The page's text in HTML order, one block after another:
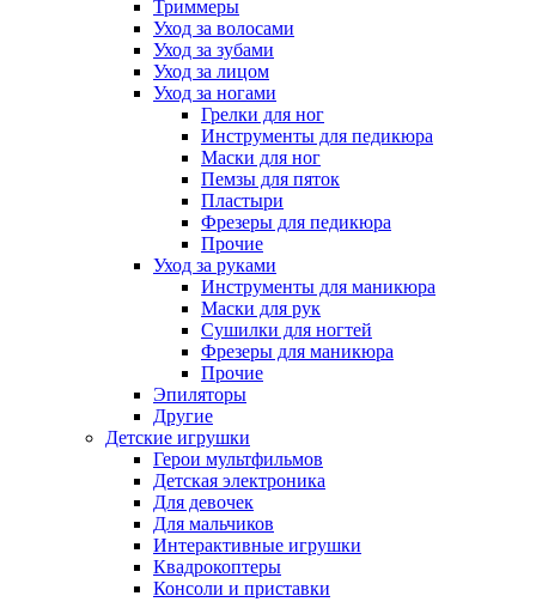
Триммеры
Уход за волосами
Уход за зубами
Уход за лицом
Уход за ногами
Грелки для ног
Инструменты для педикюра
Маски для ног
Пемзы для пяток
Пластыри
Фрезеры для педикюра
Прочие
Уход за руками
Инструменты для маникюра
Маски для рук
Сушилки для ногтей
Фрезеры для маникюра
Прочие
Эпиляторы
Другие
Детские игрушки
Герои мультфильмов
Детская электроника
Для девочек
Для мальчиков
Интерактивные игрушки
Квадрокоптеры
Консоли и приставки